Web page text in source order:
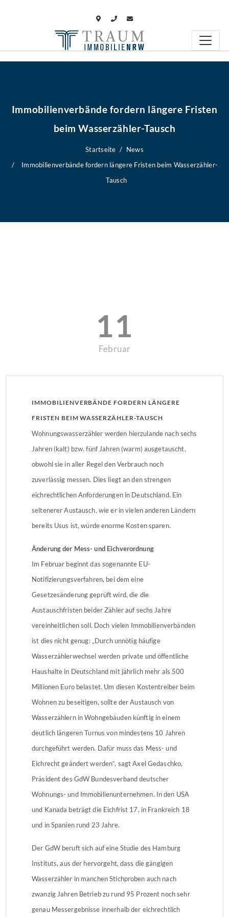
Immobilienverbände fordern längere Fristen
beim Wasserzähler-Tausch
Startseite
News
Immobilienverbände fordern längere Fristen beim Wasserzähler-
Tausch
11
Februar
IMMOBILIENVERBÄNDE FORDERN LÄNGERE
FRISTEN BEIM WASSERZÄHLER-TAUSCH
Wohnungswasserzähler werden hierzulande nach sechs
Jahren (kalt) bzw. fünf Jahren (warm) ausgetauscht,
obwohl sie in aller Regel den Verbrauch noch
zuverlässig messen. Dies liegt an den strengen
eichrechtlichen Anforderungen in Deutschland. Ein
seltenerer Austausch, wie er in vielen anderen Ländern
bereits Usus ist, würde enorme Kosten sparen.
Änderung der Mess- und Eichverordnung
Im Februar beginnt das sogenannte EU-
Notifizierungsverfahren, bei dem eine
Gesetzesänderung geprüft wird, die die
Austauschfristen beider Zähler auf sechs Jahre
vereinheitlichen soll. Doch vielen Immobilienverbänden
ist dies nicht genug: „Durch unnötig häufige
Wasserzählerwechsel werden private und öffentliche
Haushalte in Deutschland mit jährlich mehr als 500
Millionen Euro belastet. Um diesen Kostentreiber beim
Wohnen zu beseitigen, sollte der Austausch von
Wasserzählern in Wohngebäuden künftig in einem
deutlich längeren Turnus von mindestens 10 Jahren
durchgeführt werden. Dafür muss das Mess- und
Eichrecht geändert werden“, sagt Axel Gedaschko,
Präsident des GdW Bundesverband deutscher
Wohnungs- und Immobilienunternehmen. In den USA
und Kanada beträgt die Eichfrist 17, in Frankreich 18
und in Spanien rund 23 Jahre.
Der GdW beruft sich auf eine Studie des Hamburg
Instituts, aus der hervorgeht, dass die gängigen
Wasserzähler in manchen Stichproben auch nach
zwanzig Jahren Betrieb zu rund 95 Prozent noch sehr
genau Messergebnisse innerhalb der eichrechtlich